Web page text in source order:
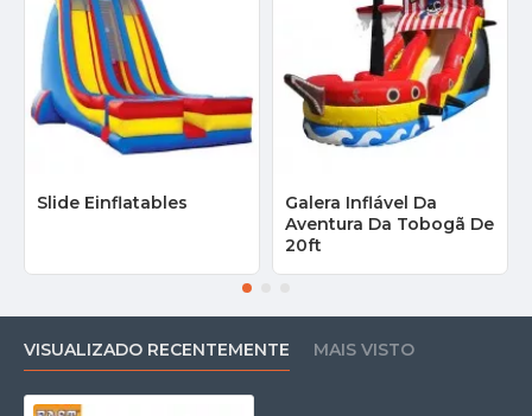
Slide Einflatables
Galera Inflável Da
Aventura Da Tobogã De
20ft
VISUALIZADO RECENTEMENTE MAIS VISTO